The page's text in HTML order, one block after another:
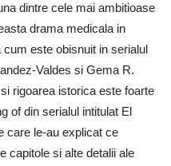
dintre cele mai ambitioase
drama medicala in
este obisnuit in serialul
Valdes si Gema R.
rigoarea istorica este foarte
of din serialul intitulat El
care le-au explicat ce
capitole si alte detalii ale